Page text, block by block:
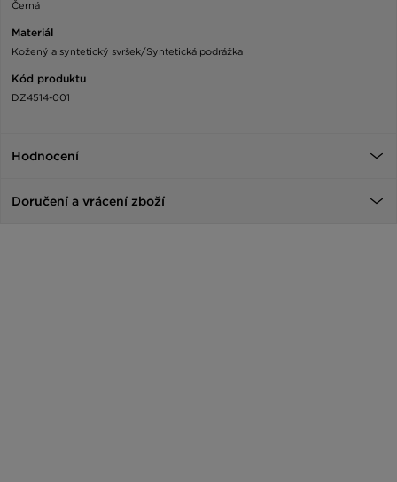
Černá
Materiál
Kožený a syntetický svršek/Syntetická podrážka
Kód produktu
DZ4514-001
Hodnocení
Doručení a vrácení zboží